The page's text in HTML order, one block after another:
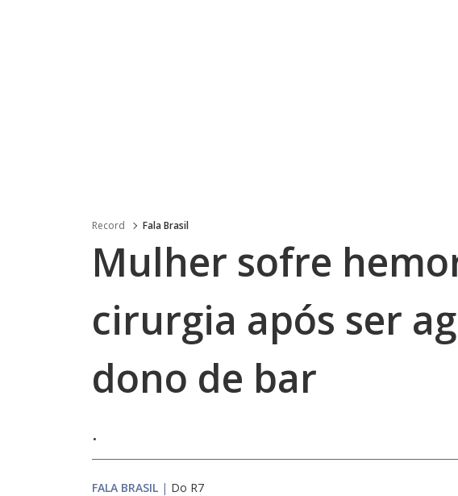
Record Fala Brasil
Mulher sofre
cirurgia após ser
dono de bar
.
FALA BRASIL | Do R7